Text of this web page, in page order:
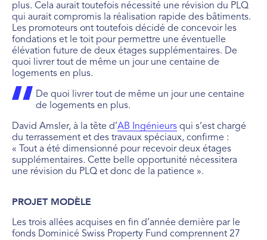
plus. Cela aurait toutefois nécessité une révision du PLQ
qui aurait compromis la réalisation rapide des bâtiments.
Les promoteurs ont toutefois décidé de concevoir les
fondations et le toit pour permettre une éventuelle
élévation future de deux étages supplémentaires. De
quoi livrer tout de même un jour une centaine de
logements en plus.
De quoi livrer tout de même un jour une centaine
de logements en plus.
David Amsler, à la tête d’AB Ingénieurs qui s’est chargé
du terrassement et des travaux spéciaux, confirme :
« Tout a été dimensionné pour recevoir deux étages
supplémentaires. Cette belle opportunité nécessitera
une révision du PLQ et donc de la patience ».
PROJET MODÈLE
Les trois allées acquises en fin d’année dernière par le
fonds Dominicé Swiss Property Fund comprennent 27